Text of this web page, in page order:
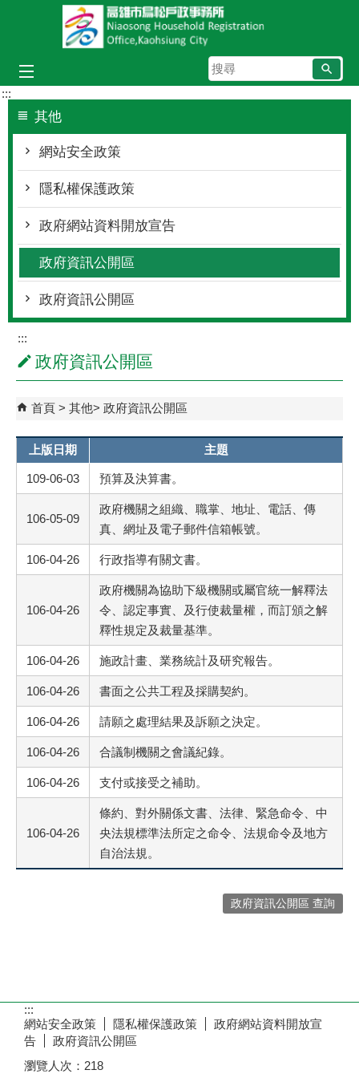
跳到主要內容區塊
搜
尋
:::
其他
網站安全政策
隱私權保護政策
政府網站資料開放宣告
政府資訊公開區
政府資訊公開區
:::
政府資訊公開區
首頁 其他 政府資訊公開區
上版日期 主題
109-06-03 預算及決算書。
106-05-09
政府機關之組織、職掌、地址、電話、傳
真、網址及電子郵件信箱帳號。
106-04-26 行政指導有關文書。
106-04-26
政府機關為協助下級機關或屬官統一解釋法
令、認定事實、及行使裁量權，而訂頒之解
釋性規定及裁量基準。
106-04-26 施政計畫、業務統計及研究報告。
106-04-26 書面之公共工程及採購契約。
106-04-26 請願之處理結果及訴願之決定。
106-04-26 合議制機關之會議紀錄。
106-04-26 支付或接受之補助。
106-04-26
條約、對外關係文書、法律、緊急命令、中
央法規標準法所定之命令、法規命令及地方
自治法規。
政府資訊公開區 查詢
:::
網站安全政策
隱私權保護政策
政府網站資料開放宣
告
政府資訊公開區
瀏覽人次： 218